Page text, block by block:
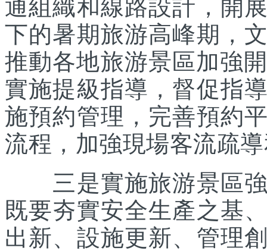
通組織和線路設計，開
下的暑期旅游高峰期，
推動各地旅游景區加強
實施提級指導，督促指
施預約管理，完善預約
流程，加強現場客流疏
三是實施旅游景區強
既要夯實安全生產之基
出新、設施更新、管理